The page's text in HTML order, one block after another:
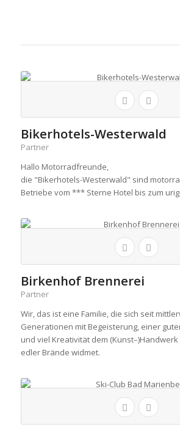
Bikerhotels-Westerwald
Partner
Hallo Motorradfreunde,
die "Bikerhotels-Westerwald" sind
Betriebe vom *** Sterne Hotel bis zum
Birkenhof Brennerei
Partner
Wir, das ist eine Familie, die sich seit
Generationen mit Begeisterung, einer
und viel Kreativität dem
edler Brände widmet.